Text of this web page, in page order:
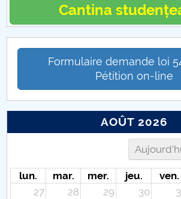
Cantina
Formulaire demande loi
Pétition on-line
AOÛT 2026
lun. mar. mer. jeu. ven.
27
28 29 30